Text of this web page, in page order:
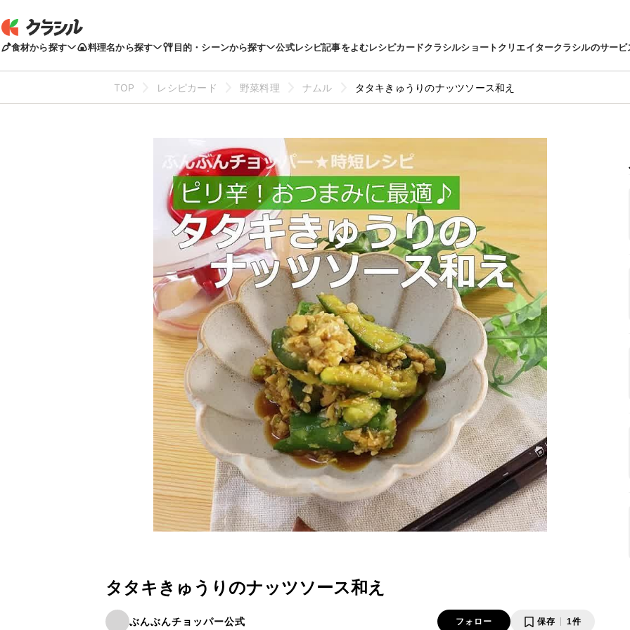
食材から探す 料理名から探す 目的・シーンから探す 公式レシピ記事をよむレシピカードクラシルショートクリエイタークラシルのサービ
TOP レシピカード 野菜料理 ナムル タタキきゅうりのナッツソース和え
タタキきゅうりのナッツソース和え
ぶんぶんチョッパー公式 フォロー 保存 1件